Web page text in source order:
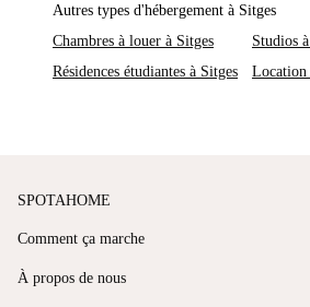
Autres types d'hébergement à Sitges
Chambres à louer à Sitges
Studios
Résidences étudiantes à Sitges
Location
SPOTAHOME
Comment ça marche
À propos de nous